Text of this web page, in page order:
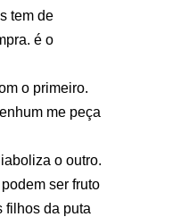
tem de
é o
o primeiro.
me peça
o outro.
ser fruto
filhos da puta